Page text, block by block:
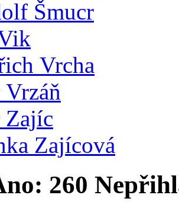
Šmucr
Vrcha
Vrzáň
Zajíc
Zajícová
260